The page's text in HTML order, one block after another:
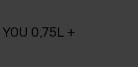
YOU 0,75L +